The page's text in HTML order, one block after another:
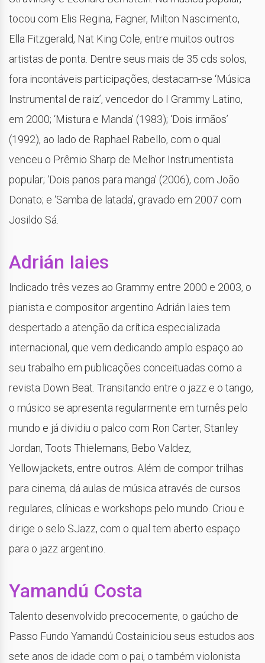
tocou com Elis Regina, Fagner, Milton Nascimento,
Ella Fitzgerald, Nat King Cole, entre muitos outros
artistas de ponta. Dentre seus mais de 35 cds solos,
fora incontáveis participações, destacam-se ‘Música
Instrumental de raiz’, vencedor do I Grammy Latino,
em 2000; ‘Mistura e Manda’ (1983); ‘Dois irmãos’
(1992), ao lado de Raphael Rabello, com o qual
venceu o Prêmio Sharp de Melhor Instrumentista
popular; ‘Dois panos para manga’ (2006), com João
Donato; e ‘Samba de latada’, gravado em 2007 com
Josildo Sá.
Adrián Iaies
Indicado três vezes ao Grammy entre 2000 e 2003, o
pianista e compositor argentino Adrián Iaies tem
despertado a atenção da crítica especializada
internacional, que vem dedicando amplo espaço ao
seu trabalho em publicações conceituadas como a
revista Down Beat. Transitando entre o jazz e o tango,
o músico se apresenta regularmente em turnês pelo
mundo e já dividiu o palco com Ron Carter, Stanley
Jordan, Toots Thielemans, Bebo Valdez,
Yellowjackets, entre outros. Além de compor trilhas
para cinema, dá aulas de música através de cursos
regulares, clínicas e workshops pelo mundo. Criou e
dirige o selo SJazz, com o qual tem aberto espaço
para o jazz argentino.
Yamandú Costa
Talento desenvolvido precocemente, o gaúcho de
Passo Fundo Yamandú Costainiciou seus estudos aos
sete anos de idade com o pai, o também violonista